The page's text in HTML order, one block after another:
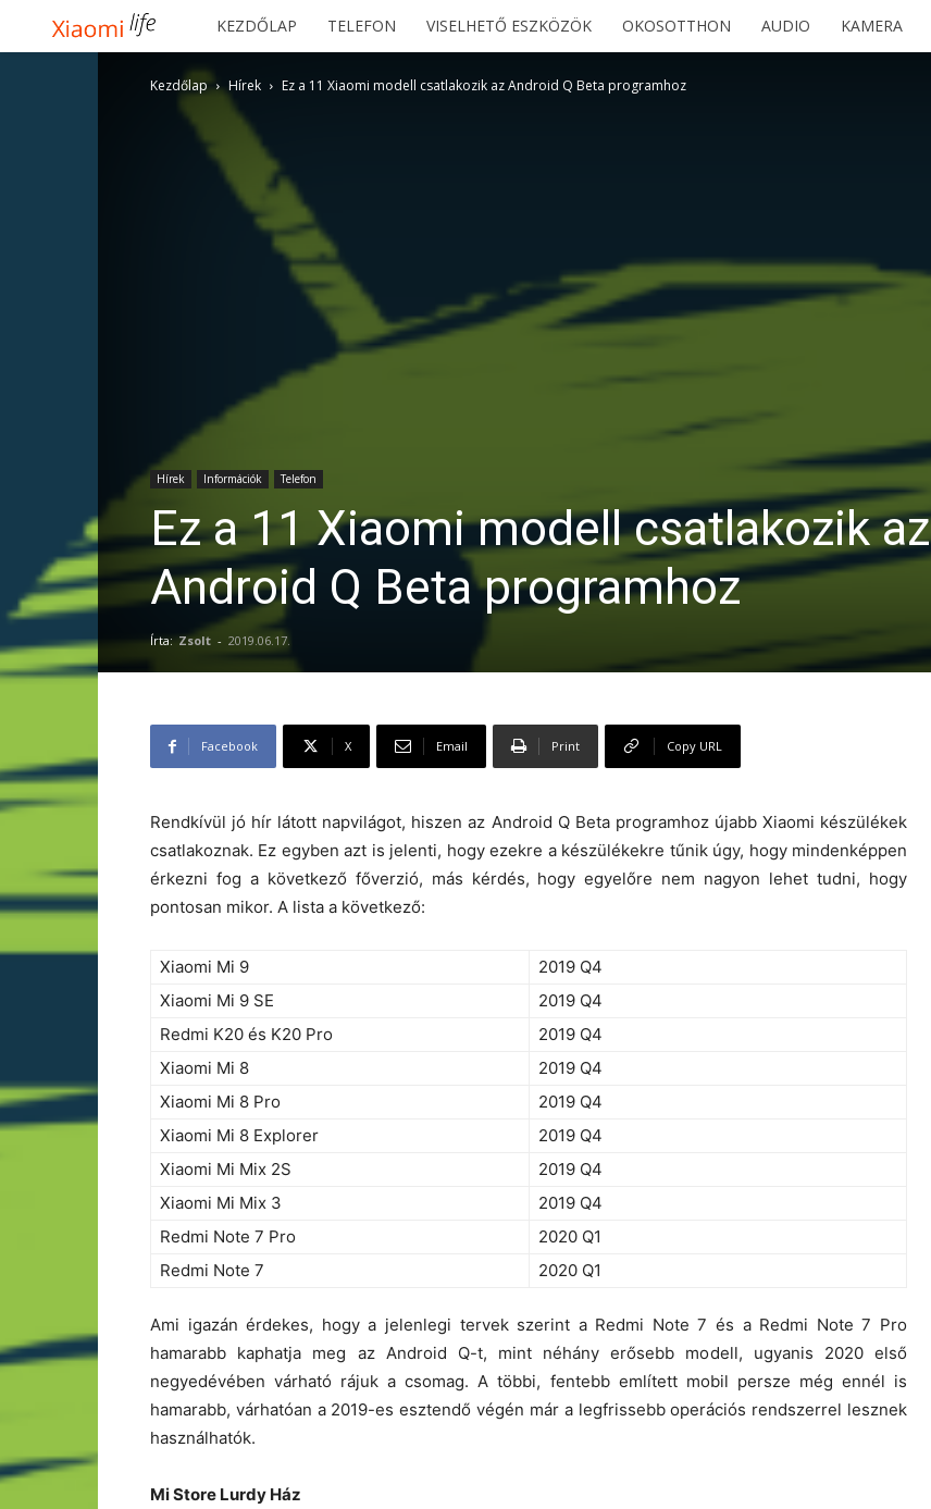
Xiaomilife
KEZDŐLAP TELEFON VISELHETŐ ESZKÖZÖK OKOSOTTHON AUDIO KAMERA
Kezdőlap Hírek Ez a 11 Xiaomi modell csatlakozik az Android Q Beta programhoz
Hírek Információk Telefon
Ez a 11 Xiaomi modell csatlakozik az
Android Q Beta programhoz
Írta: Zsolt - 2019.06.17.
Facebook X Email Print Copy URL
Rendkívül jó hír látott napvilágot, hiszen az Android Q Beta programhoz újabb Xiaomi készülékek
csatlakoznak. Ez egyben azt is jelenti, hogy ezekre a készülékekre tűnik úgy, hogy mindenképpen
érkezni fog a következő főverzió, más kérdés, hogy egyelőre nem nagyon lehet tudni, hogy
pontosan mikor. A lista a következő:
Xiaomi Mi 9
2019 Q4
Xiaomi Mi 9 SE
2019 Q4
Redmi K20 és K20 Pro
2019 Q4
Xiaomi Mi 8
2019 Q4
Xiaomi Mi 8 Pro
2019 Q4
Xiaomi Mi 8 Explorer
2019 Q4
Xiaomi Mi Mix 2S
2019 Q4
Xiaomi Mi Mix 3
2019 Q4
Redmi Note 7 Pro
2020 Q1
Redmi Note 7
2020 Q1
Ami igazán érdekes, hogy a jelenlegi tervek szerint a Redmi Note 7 és a Redmi Note 7 Pro
hamarabb kaphatja meg az Android Q-t, mint néhány erősebb modell, ugyanis 2020 első
negyedévében várható rájuk a csomag. A többi, fentebb említett mobil persze még ennél is
hamarabb, várhatóan a 2019-es esztendő végén már a legfrissebb operációs rendszerrel lesznek
használhatók.
Mi Store Lurdy Ház